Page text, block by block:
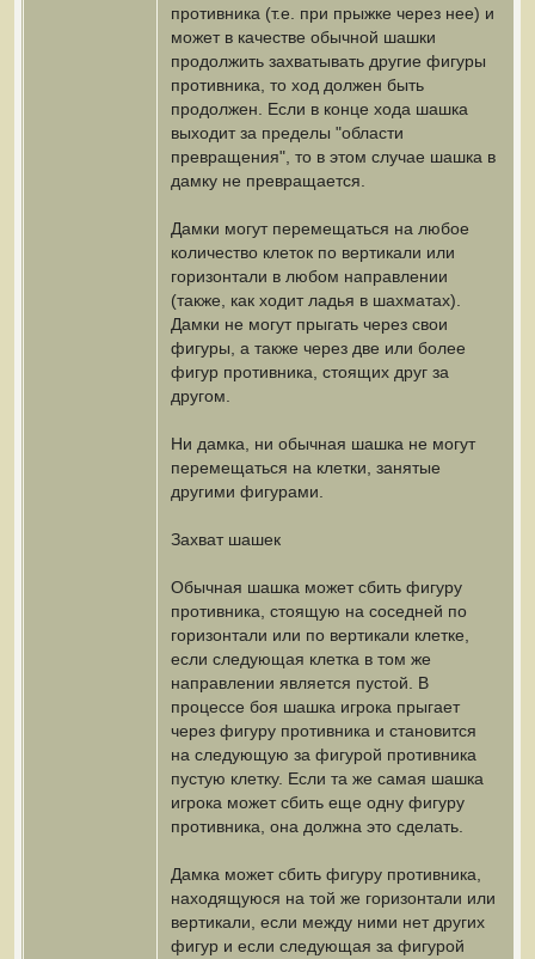
противника (т.е. при прыжке через нее) и
может в качестве обычной шашки
продолжить захватывать другие фигуры
противника, то ход должен быть
продолжен. Если в конце хода шашка
выходит за пределы "области
превращения", то в этом случае шашка в
дамку не превращается.
Дамки могут перемещаться на любое
количество клеток по вертикали или
горизонтали в любом направлении
(также, как ходит ладья в шахматах).
Дамки не могут прыгать через свои
фигуры, а также через две или более
фигур противника, стоящих друг за
другом.
Ни дамка, ни обычная шашка не могут
перемещаться на клетки, занятые
другими фигурами.
Захват шашек
Обычная шашка может сбить фигуру
противника, стоящую на соседней по
горизонтали или по вертикали клетке,
если следующая клетка в том же
направлении является пустой. В
процессе боя шашка игрока прыгает
через фигуру противника и становится
на следующую за фигурой противника
пустую клетку. Если та же самая шашка
игрока может сбить еще одну фигуру
противника, она должна это сделать.
Дамка может сбить фигуру противника,
находящуюся на той же горизонтали или
вертикали, если между ними нет других
фигур и если следующая за фигурой